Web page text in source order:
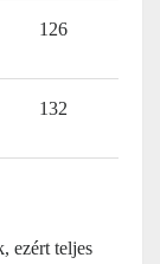
126
132
ezért teljes